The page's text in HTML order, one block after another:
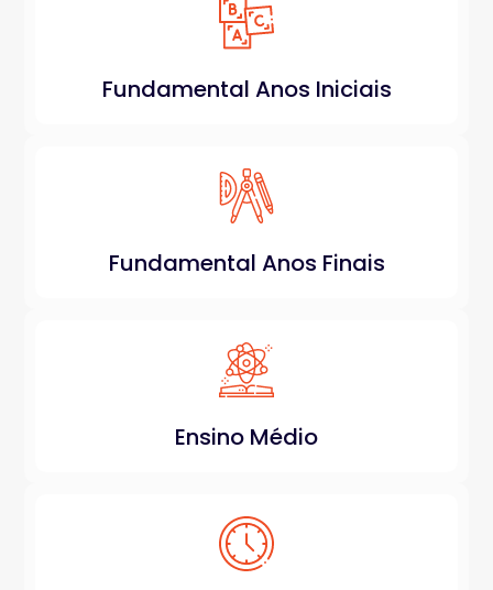
Fundamental Anos Iniciais
Fundamental Anos Finais
Ensino Médio